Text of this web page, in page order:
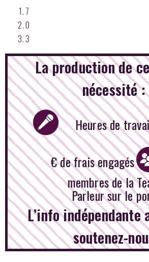
7
0
3
La production de
nécessité :
Heures de
€ de frais engagés
membres de la
Parleur sur le
L’info indépendante
soutenez-